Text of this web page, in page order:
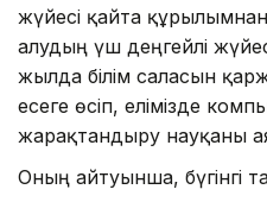
жүйесі қайта
алудың үш деңгейлі
жылда білім саласын
есеге өсіп, елімізде
жарақтандыру науқаны
Оның айтуынша, бүгінгі